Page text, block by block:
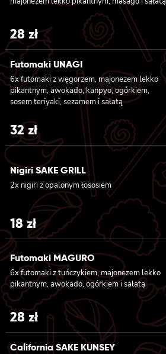
28zł
Futomaki UNAGI
6x futomaki z węgorzem, majonezem lekko
pikantnym, awokado, kanpyo, ogórkiem,
sosem teriyaki, sezamem i sałatą
32zł
Nigiri SAKE GRILL
2x nigiri z opalonym łososiem
18 zł
Futomaki MAGURO
6x futomaki z tuńczykiem, majonezem lekko
pikantnym, awokado, ogórkiem i sałatą
28 zł
California SAKE KUNSEY